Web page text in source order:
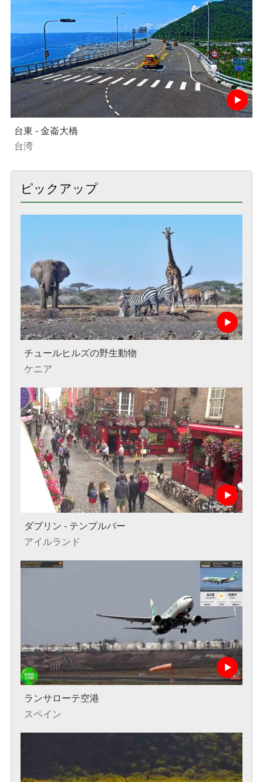
台東 - 金崙大橋
台湾
ピックアップ
チュールヒルズの野生動物
ケニア
ダブリン - テンプルバー
アイルランド
ランサローテ空港
スペイン